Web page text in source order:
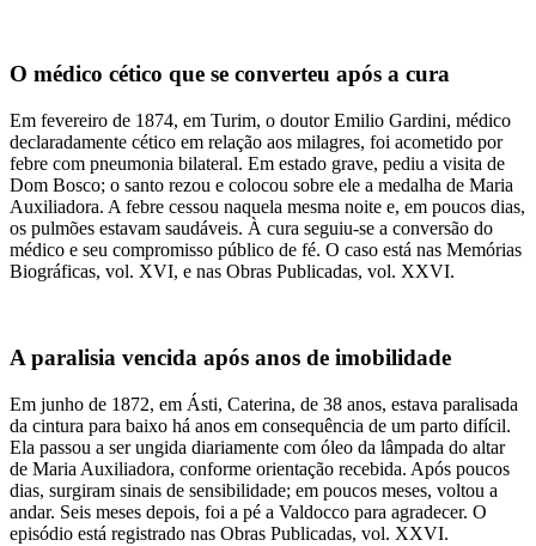
O médico cético que se converteu após a cura
Em fevereiro de 1874, em Turim, o doutor Emilio Gardini, médico
declaradamente cético em relação aos milagres, foi acometido por
febre com pneumonia bilateral. Em estado grave, pediu a visita de
Dom Bosco; o santo rezou e colocou sobre ele a medalha de Maria
Auxiliadora. A febre cessou naquela mesma noite e, em poucos dias,
os pulmões estavam saudáveis. À cura seguiu-se a conversão do
médico e seu compromisso público de fé. O caso está nas Memórias
Biográficas, vol. XVI, e nas Obras Publicadas, vol. XXVI.
A paralisia vencida após anos de imobilidade
Em junho de 1872, em Ásti, Caterina, de 38 anos, estava paralisada
da cintura para baixo há anos em consequência de um parto difícil.
Ela passou a ser ungida diariamente com óleo da lâmpada do altar
de Maria Auxiliadora, conforme orientação recebida. Após poucos
dias, surgiram sinais de sensibilidade; em poucos meses, voltou a
andar. Seis meses depois, foi a pé a Valdocco para agradecer. O
episódio está registrado nas Obras Publicadas, vol. XXVI.